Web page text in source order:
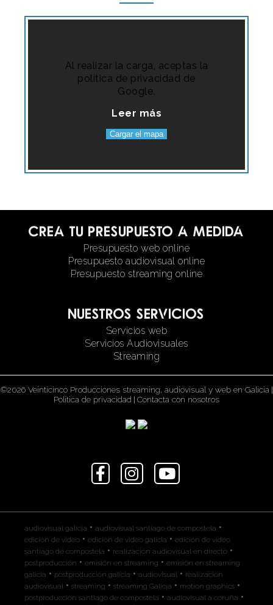
Al realizar la carga, aceptas la
política de privacidad de
Google.
Leer más
Cargar el mapa
Crea tu presupuesto a medida
Presupuesto web online
Presupuesto audiovisual online
Presupuesto streaming online
Nuestros servicios
Servicios web
Servicios Audiovisuales
Streaming
©2026 Veinticinco Producciones streaming, audiovisual y web en Galicia |
Política de privacidad | Contacta con nosotros
audiovisual galicia • audiovisual santiago de compostela •
edición de video • edición de video galicia • edición de video
santiago de compostela • realización audiovisual en directo •
postproducción • emisión en streaming • emisión en streaming
galicia • postproducción galicia • audiovisual • realización
audiovisual • streaming • streaming Galicia • motion graphics •
postproducción santiago de compostela • audiovisual a coruña •